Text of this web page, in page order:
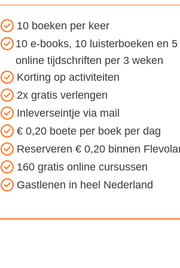
Voordelen
van
Proefabonnement
Boekje
vakantie!
abonnement:
10 boeken per keer
10 e-books, 10 luisterboeken en 5
online tijdschriften per 3 weken
Korting op activiteiten
2x gratis verlengen
Inleverseintje via mail
€ 0,20 boete per boek per dag
Reserveren € 0,20 binnen
160 gratis online cursussen
Gastlenen in heel Nederland